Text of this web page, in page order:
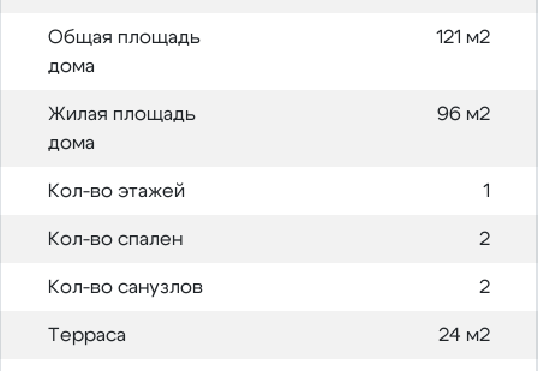
Общая площадь
дома
121 м2
Жилая площадь
дома
96 м2
Кол-во этажей 1
Кол-во спален 2
Кол-во санузлов 2
Терраса 24 м2